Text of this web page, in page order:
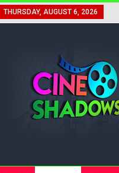
THURSDAY, AUGUST 6, 2026